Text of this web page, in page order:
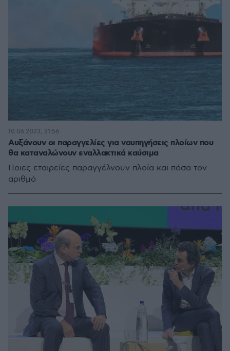
Αυξάνουν οι παραγγελίες για ναυπηγήσεις πλοίων που
θα καταναλώνουν εναλλακτικά καύσιμα
Ποιες εταιρείες παραγγέλνουν πλοία και πόσα τον
αριθμό
10.06.2023, 21:56